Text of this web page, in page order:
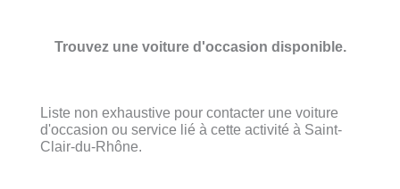
Trouvez une voiture d'occasion disponible.
Liste non exhaustive pour contacter une voiture
d'occasion ou service lié à cette activité à Saint-
Clair-du-Rhône.